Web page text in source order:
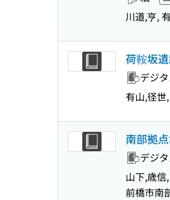
川道,亨,
荷鞍坂
デジ
有山,径世
南部拠
デジ
山下,歳信
前橋市南